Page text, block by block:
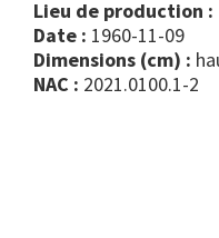
Lieu de production :
Date : 1960-11-09
Dimensions (cm) :
NAC : 2021.0100.1-2